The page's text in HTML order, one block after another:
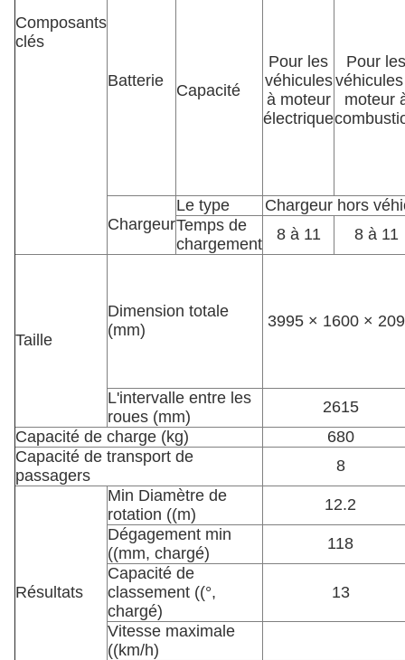
Composants
clés
Batterie
Capacité
Pour les
véhicules
à moteur
électrique
Pour les
moteur
Chargeur
Le type
Chargeur hors
Temps de
chargement
8 à 11 8 à 11
Taille
Dimension totale
(mm)
3995 × 1600 ×
L'intervalle entre les
roues (mm)
2615
Capacité de charge (kg)
680
Capacité de transport de
passagers
8
Résultats
Min Diamètre de
rotation ((m)
12.2
Dégagement min
((mm, chargé)
118
Capacité de
classement ((°,
chargé)
13
Vitesse maximale
((km/h)